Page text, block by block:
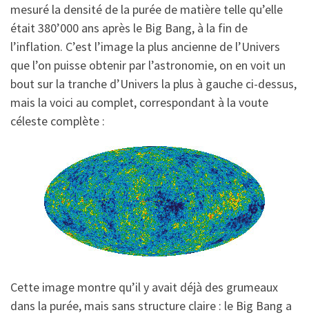
mesuré la densité de la purée de matière telle qu’elle
était 380’000 ans après le Big Bang, à la fin de
l’inflation. C’est l’image la plus ancienne de l’Univers
que l’on puisse obtenir par l’astronomie, on en voit un
bout sur la tranche d’Univers la plus à gauche ci-dessus,
mais la voici au complet, correspondant à la voute
céleste complète :
Cette image montre qu’il y avait déjà des grumeaux
dans la purée, mais sans structure claire : le Big Bang a